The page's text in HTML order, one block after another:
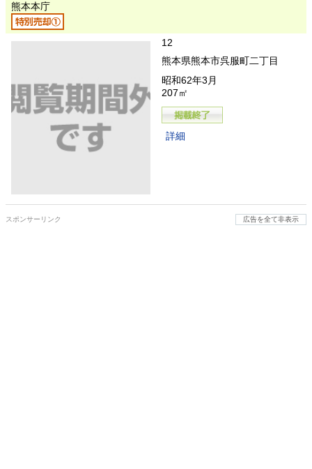
熊本本庁
12
熊本県熊本市呉服町二丁目
昭和62年3月
207㎡
詳細
スポンサーリンク 広告を全て非表示